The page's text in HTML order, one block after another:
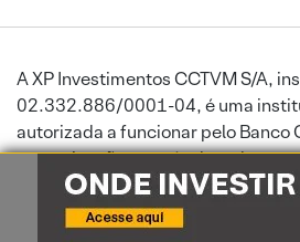
A XP Investimentos CCTVM S/A,
02.332.886/0001-04, é uma
autorizada a funcionar pelo Banco
comunicação através de rede
está sujeita a interrupções ou
ou prejudicar o envio de ordens